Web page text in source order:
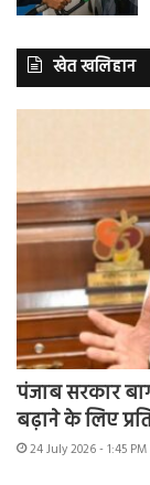
खेत खलिहान
पंजाब सरकार
बढ़ाने के लिए
24 July 2026 - 1:45 PM